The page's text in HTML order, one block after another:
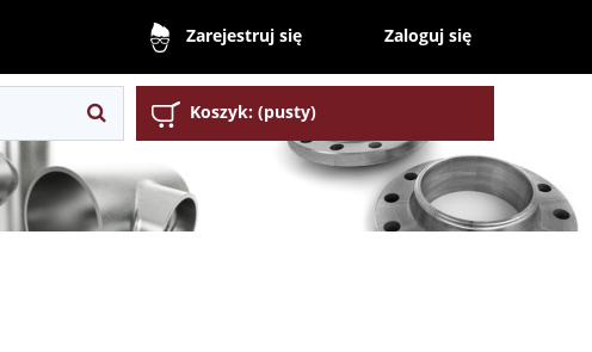
Zarejestruj się Zaloguj się
Koszyk: (pusty)